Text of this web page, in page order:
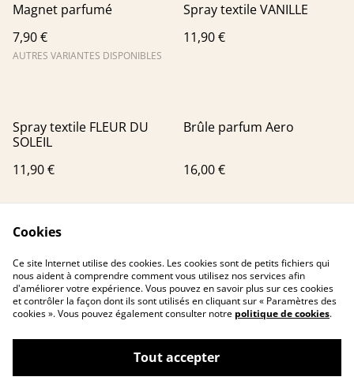
Magnet parfumé
7,90 €
AUTRES VARIANTES DISPONIBLES
Spray textile VANILLE
11,90 €
Spray textile FLEUR DU
SOLEIL
11,90 €
Brûle parfum Aero
16,00 €
Contactez-nous
Conditions
Cookies
Ce site Internet utilise des cookies. Les cookies sont de petits fichiers qui
nous aident à comprendre comment vous utilisez nos services afin
d'améliorer votre expérience. Vous pouvez en savoir plus sur ces cookies
et contrôler la façon dont ils sont utilisés en cliquant sur « Paramètres des
cookies ». Vous pouvez également consulter notre politique de cookies.
Tout accepter